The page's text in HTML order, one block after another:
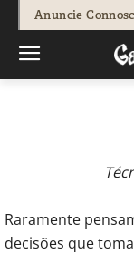
Anuncie
Editor 1 - 7 de
Raramente
decisões que